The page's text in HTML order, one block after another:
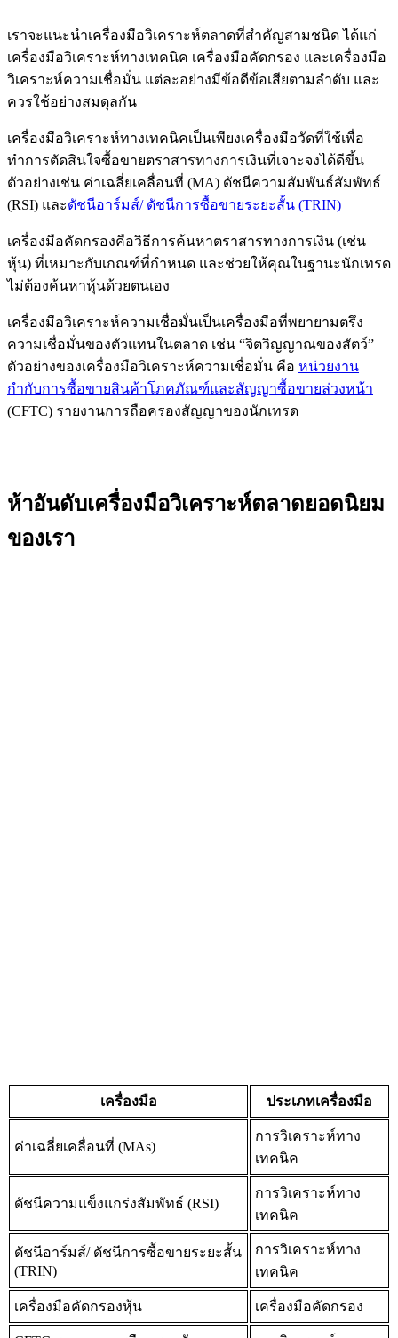
เราจะแนะนำเครื่องมือวิเคราะห์ตลาดที่สำคัญสามชนิด ได้แก่
เครื่องมือวิเคราะห์ทางเทคนิค เครื่องมือคัดกรอง และเครื่องมือ
วิเคราะห์ความเชื่อมั่น แต่ละอย่างมีข้อดีข้อเสียตามลำดับ และ
ควรใช้อย่างสมดุลกัน
เครื่องมือวิเคราะห์ทางเทคนิคเป็นเพียงเครื่องมือวัดที่ใช้เพื่อ
ทำการตัดสินใจซื้อขายตราสารทางการเงินที่เจาะจงได้ดีขึ้น
ตัวอย่างเช่น ค่าเฉลี่ยเคลื่อนที่ (MA) ดัชนีความสัมพันธ์สัมพัทธ์
(RSI) และดัชนีอาร์มส์/ ดัชนีการซื้อขายระยะสั้น (TRIN)
เครื่องมือคัดกรองคือวิธีการค้นหาตราสารทางการเงิน (เช่น
หุ้น) ที่เหมาะกับเกณฑ์ที่กำหนด และช่วยให้คุณในฐานะนักเทรด
ไม่ต้องค้นหาหุ้นด้วยตนเอง
เครื่องมือวิเคราะห์ความเชื่อมั่นเป็นเครื่องมือที่พยายามตรึง
ความเชื่อมั่นของตัวแทนในตลาด เช่น “จิตวิญญาณของสัตว์”
ตัวอย่างของเครื่องมือวิเคราะห์ความเชื่อมั่น คือ หน่วยงาน
กำกับการซื้อขายสินค้าโภคภัณฑ์และสัญญาซื้อขายล่วงหน้า
(CFTC) รายงานการถือครองสัญญาของนักเทรด
ห้าอันดับเครื่องมือวิเคราะห์ตลาดยอดนิยม
ของเรา
เครื่องมือ ประเภทเครื่องมือ
ค่าเฉลี่ยเคลื่อนที่ (MAs)
การวิเคราะห์ทาง
เทคนิค
ดัชนีความแข็งแกร่งสัมพัทธ์ (RSI)
การวิเคราะห์ทาง
เทคนิค
ดัชนีอาร์มส์/ ดัชนีการซื้อขายระยะสั้น
(TRIN)
การวิเคราะห์ทาง
เทคนิค
เครื่องมือคัดกรองหุ้น เครื่องมือคัดกรอง